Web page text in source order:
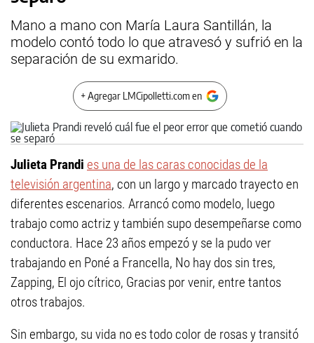
Mano a mano con María Laura Santillán, la
modelo contó todo lo que atravesó y sufrió en la
separación de su exmarido.
+ Agregar LMCipolletti.com en
Julieta Prandi es una de las caras conocidas de la
televisión argentina, con un largo y marcado trayecto en
diferentes escenarios. Arrancó como modelo, luego
trabajo como actriz y también supo desempeñarse como
conductora. Hace 23 años empezó y se la pudo ver
trabajando en Poné a Francella, No hay dos sin tres,
Zapping, El ojo cítrico, Gracias por venir, entre tantos
otros trabajos.
Sin embargo, su vida no es todo color de rosas y transitó